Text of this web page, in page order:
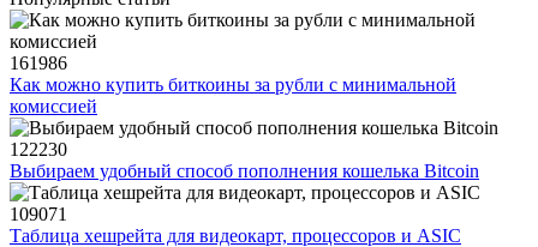
161986
Как можно купить биткоины за рубли с минимальной
комиссией
122230
Выбираем удобный способ пополнения кошелька Bitcoin
109071
Таблица хешрейта для видеокарт, процессоров и ASIC